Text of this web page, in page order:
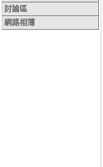
討論區
網路相簿